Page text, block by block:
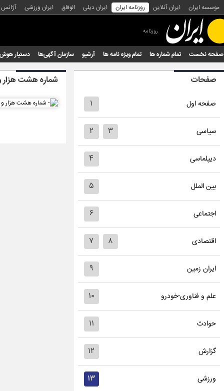
موسسه ایران ایران آنلاین روزنامه ایران ایران دیلی الوفاق ایران ورزشی
روزنامه
صفحه نخست تمام شماره ها تمام ویژه نامه ها آرشیو سازمان آگهی‌ها دستیار
صفحات
صفحه اول ۱
سیاسی ۲ ۳
دیپلماسی ۴
بین الملل ۵
اجتماعی ۶
اقتصادی ۷ ۸
ایران زمین ۹
علم و فناوری-خودرو ۱۰
حوادث ۱۱
گزارش ۱۲
ورزشی ۱۳
شماره هشت هزار